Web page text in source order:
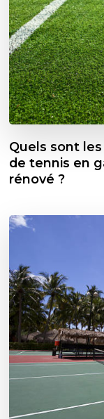
Quels sont
de tennis en
rénové ?